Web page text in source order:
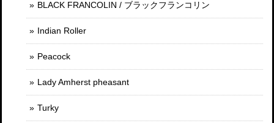
BLACK FRANCOLIN / ブラックフランコリン
Indian Roller
Peacock
Lady Amherst pheasant
Turky